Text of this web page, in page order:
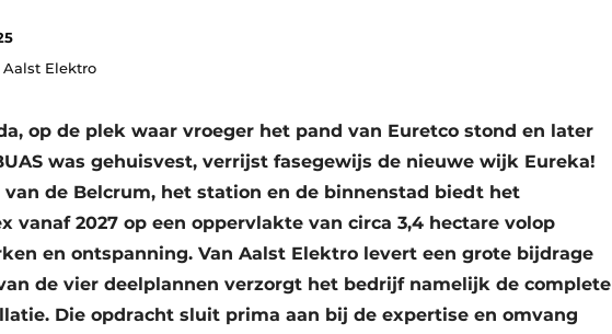
Aalst Elektro
op de plek waar vroeger het pand van Euretco stond en later
was gehuisvest, verrijst fasegewijs de nieuwe wijk Eureka!
van de Belcrum, het station en de binnenstad biedt het
vanaf 2027 op een oppervlakte van circa 3,4 hectare volop
en ontspanning. Van Aalst Elektro levert een grote bijdrage
de vier deelplannen verzorgt het bedrijf namelijk de complete
Die opdracht sluit prima aan bij de expertise en omvang